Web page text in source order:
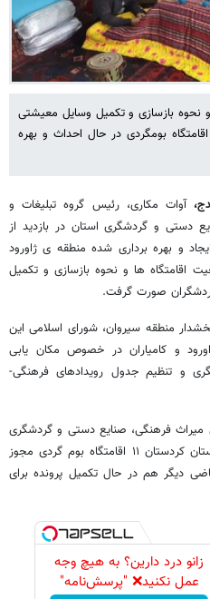
نحوه بازسازی و تکمیل وسایل معیشتی
برای گردشگران از ۷ واحد اقامتگاه بومگردی در حال احداث و بهره
آوات مکاری، رئیس گروه تبلیغات و
دستی و گردشگری استان در بازدید از
و بهره برداری شده منطقه ی ژاورود
اقامتگاه ها و نحوه بازسازی و تکمیل
صورت گرفت.
منطقه سیروان، شورای اسلامی این
و کامیاران در خصوص مکان یابی
و تنظیم جدول رویدادهای فرهنگی-
میراث فرهنگی، صنایع دستی و گردشگری
استان بیان کرد: هم اکنون در سطح استان کردستان ۱۱ اقامتگاه بوم گردی مجوز
دیگر هم در حال تکمیل پرونده برای
زانو درد دارین؟ به هیچ وجه
عمل نکنید❌ "پرسش‌نامه"